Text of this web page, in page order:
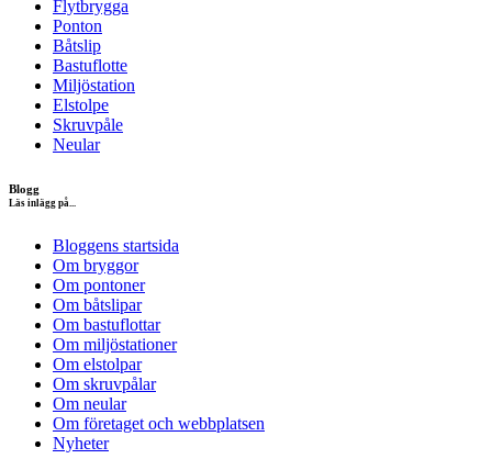
Flytbrygga
Ponton
Båtslip
Bastuflotte
Miljöstation
Elstolpe
Skruvpåle
Neular
Blogg
Läs inlägg på...
Bloggens startsida
Om bryggor
Om pontoner
Om båtslipar
Om bastuflottar
Om miljöstationer
Om elstolpar
Om skruvpålar
Om neular
Om företaget och webbplatsen
Nyheter